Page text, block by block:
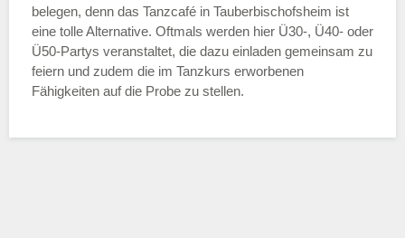
belegen, denn das Tanzcafé in Tauberbischofsheim ist
eine tolle Alternative. Oftmals werden hier Ü30-, Ü40- oder
Ü50-Partys veranstaltet, die dazu einladen gemeinsam zu
feiern und zudem die im Tanzkurs erworbenen
Fähigkeiten auf die Probe zu stellen.